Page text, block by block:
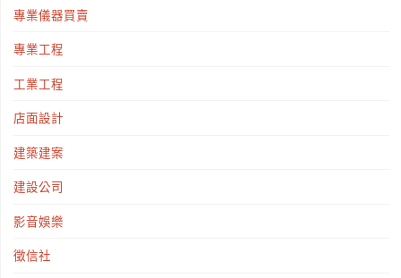
專業儀器買賣
專業工程
工業工程
店面設計
建築建案
建設公司
影音娛樂
徵信社